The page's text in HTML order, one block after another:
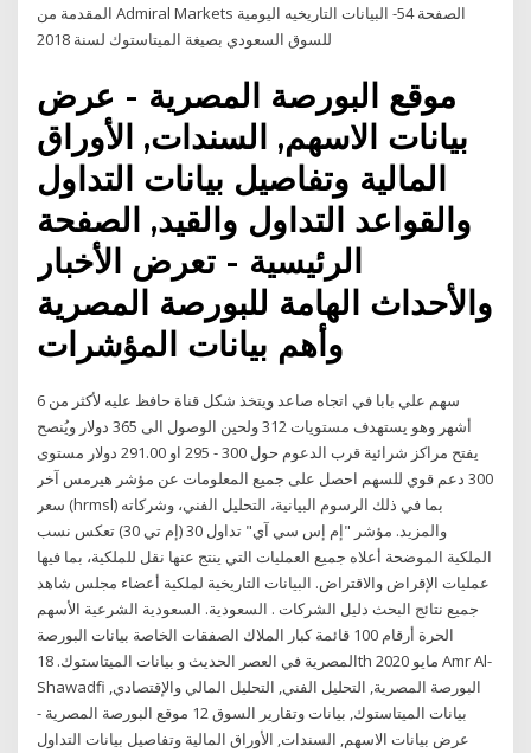
المقدمة من Admiral Markets الصفحة 54- البيانات التاريخيه اليومية
للسوق السعودي بصيغة الميتاستوك لسنة 2018
موقع البورصة المصرية - عرض
بيانات الاسهم, السندات, الأوراق
المالية وتفاصيل بيانات التداول
والقواعد التداول والقيد, الصفحة
الرئيسية - تعرض الأخبار
والأحداث الهامة للبورصة المصرية
وأهم بيانات المؤشرات
سهم علي بابا في اتجاه صاعد ويتخذ شكل قناة حافظ عليه لأكثر من 6
أشهر وهو يستهدف مستويات 312 ولحين الوصول الى 365 دولار ويُنصح
يفتح مراكز شرائية قرب الدعوم حول 300 - 295 او 291.00 دولار مستوى
300 دعم قوي للسهم احصل على جميع المعلومات عن مؤشر هيرمس آخر
سعر (hrmsl) بما في ذلك الرسوم البيانية، التحليل الفني، وشركاته
والمزيد. مؤشر "إم إس سي آي" تداول 30 (إم تي 30) تعكس نسب
الملكية الموضحة أعلاه جميع العمليات التي ينتج عنها نقل للملكية، بما فيها
عمليات الإقراض والاقتراض. البيانات التاريخية لملكية أعضاء مجلس شاهد
جميع نتائج البحث دليل الشركات . السعودية. السعودية الشرعية الأسهم
الحرة أرقام 100 قائمة كبار الملاك الصفقات الخاصة بيانات البورصة
المصرية في العصر الحديث و بيانات الميتاستوك. 18th مايو 2020 Amr Al-
Shawadfi البورصة المصرية, التحليل الفني, التحليل المالي والإقتصادي,
بيانات الميتاستوك, بيانات وتقارير السوق 12 موقع البورصة المصرية -
عرض بيانات الاسهم, السندات, الأوراق المالية وتفاصيل بيانات التداول